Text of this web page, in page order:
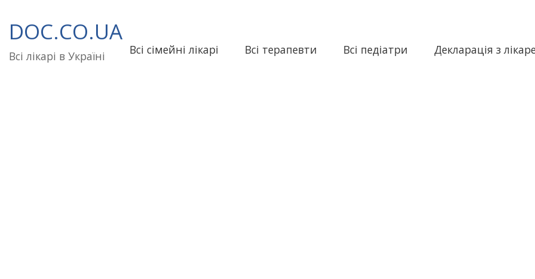
до
вмісту
DOC.CO.UA
Всі лікарі в Україні Всі сімейні лікарі Всі терапевти Всі педіатри Декларація з